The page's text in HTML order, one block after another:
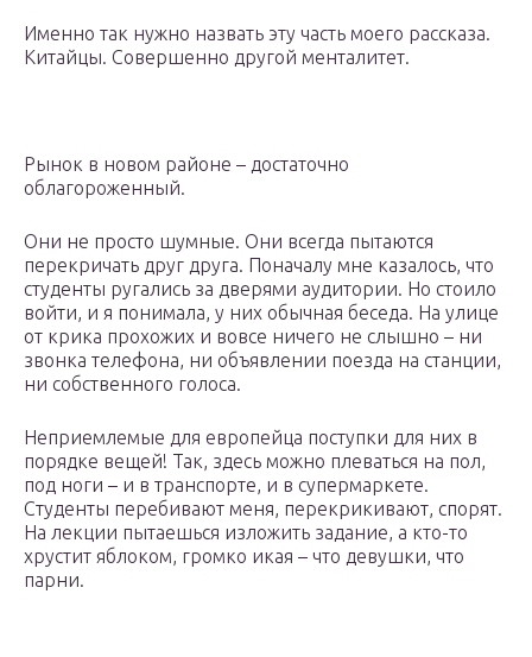
Именно так нужно назвать эту часть моего рассказа.
Китайцы. Совершенно другой менталитет.
Рынок в новом районе – достаточно
облагороженный.
Они не просто шумные. Они всегда пытаются
перекричать друг друга. Поначалу мне казалось, что
студенты ругались за дверями аудитории. Но стоило
войти, и я понимала, у них обычная беседа. На улице
от крика прохожих и вовсе ничего не слышно – ни
звонка телефона, ни объявлении поезда на станции,
ни собственного голоса.
Неприемлемые для европейца поступки для них в
порядке вещей! Так, здесь можно плеваться на пол,
под ноги – и в транспорте, и в супермаркете.
Студенты перебивают меня, перекрикивают, спорят.
На лекции пытаешься изложить задание, а кто-то
хрустит яблоком, громко икая – что девушки, что
парни.